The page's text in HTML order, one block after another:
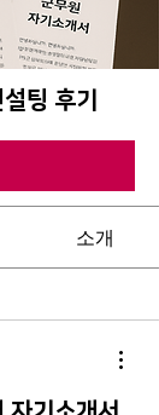
팅 후기
소개